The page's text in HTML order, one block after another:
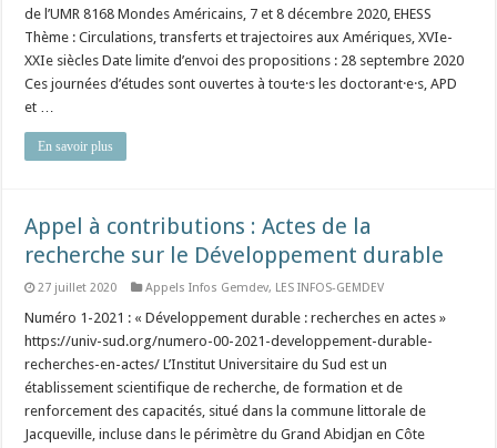
de l’UMR 8168 Mondes Américains, 7 et 8 décembre 2020, EHESS
Thème : Circulations, transferts et trajectoires aux Amériques, XVIe-
XXIe siècles Date limite d’envoi des propositions : 28 septembre 2020
Ces journées d’études sont ouvertes à tou·te·s les doctorant·e·s, APD
et …
En savoir plus
Appel à contributions : Actes de la
recherche sur le Développement durable
27 juillet 2020 Appels Infos Gemdev, LES INFOS-GEMDEV
Numéro 1-2021 : « Développement durable : recherches en actes »
https://univ-sud.org/numero-00-2021-developpement-durable-
recherches-en-actes/ L’Institut Universitaire du Sud est un
établissement scientifique de recherche, de formation et de
renforcement des capacités, situé dans la commune littorale de
Jacqueville, incluse dans le périmètre du Grand Abidjan en Côte